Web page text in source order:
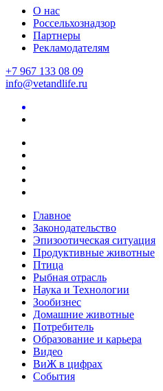
О нас
Россельхознадзор
Партнеры
Рекламодателям
+7 967 133 08 09
info@vetandlife.ru
Главное
Законодательство
Эпизоотическая ситуация
Продуктивные животные
Птица
Рыбная отрасль
Наука и Технологии
Зообизнес
Домашние животные
Потребитель
Образование и карьера
Видео
ВиЖ в цифрах
События